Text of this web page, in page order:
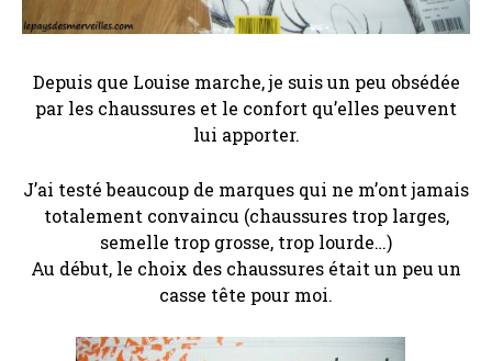
Depuis que Louise marche, je suis un peu obsédée
par les chaussures et le confort qu’elles peuvent
lui apporter.
J’ai testé beaucoup de marques qui ne m’ont jamais
totalement convaincu (chaussures trop larges,
semelle trop grosse, trop lourde…)
Au début, le choix des chaussures était un peu un
casse tête pour moi.